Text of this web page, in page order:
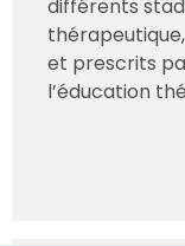
différents
et prescrits
l’éducation